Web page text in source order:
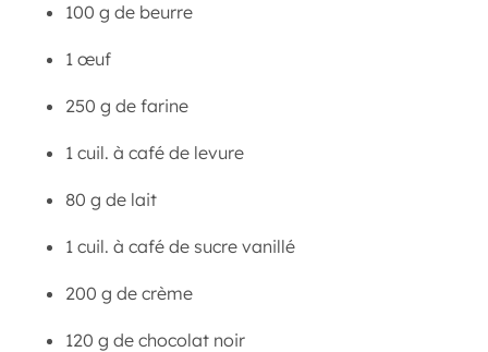
100 g de beurre
1 œuf
250 g de farine
1 cuil. à café de levure
80 g de lait
1 cuil. à café de sucre vanillé
200 g de crème
120 g de chocolat noir